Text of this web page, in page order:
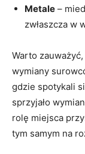
Metale –
zwłaszcza w
Warto
wymiany
gdzie spotykali⁣
sprzyjało
rolę miejsca
tym samym na